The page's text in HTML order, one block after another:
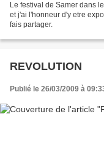
Le festival de Samer dans
et j'ai l'honneur d'y etre
fais partager.
REVOLUTION
Publié le 26/03/2009 à